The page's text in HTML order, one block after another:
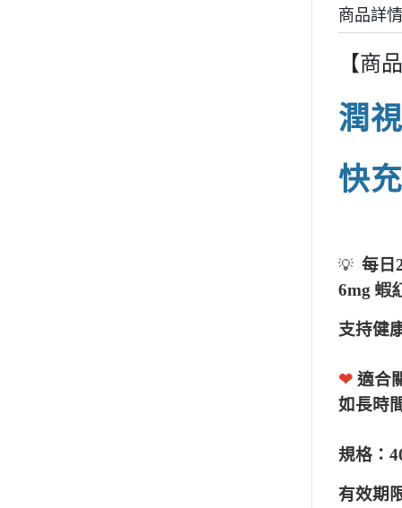
商品詳情
【商
潤
快
💡 每日
6mg 蝦
支持健
❤ 適合
如長時
規格：
有效期